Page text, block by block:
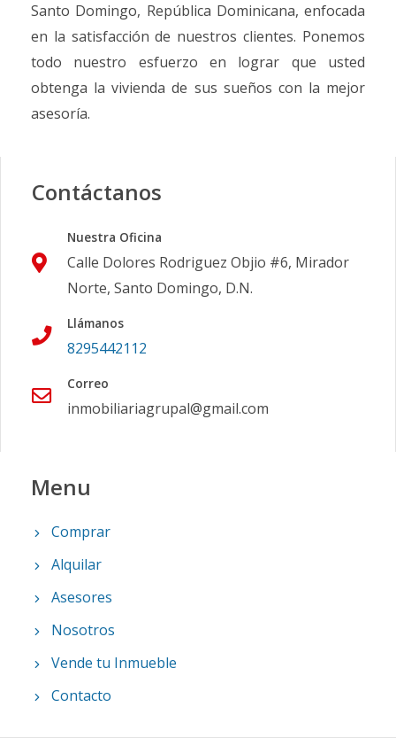
Santo Domingo, República Dominicana, enfocada
en la satisfacción de nuestros clientes. Ponemos
todo nuestro esfuerzo en lograr que usted
obtenga la vivienda de sus sueños con la mejor
asesoría.
Contáctanos
Nuestra Oficina
Calle Dolores Rodriguez Objio #6, Mirador
Norte, Santo Domingo, D.N.
Llámanos
8295442112
Correo
inmobiliariagrupal@gmail.com
Menu
Comprar
Alquilar
Asesores
Nosotros
Vende tu Inmueble
Contacto